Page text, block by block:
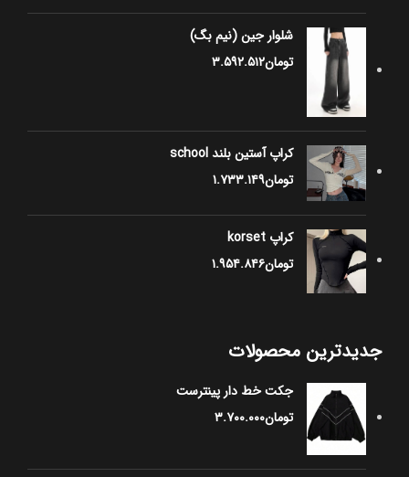
شلوار جین (نیم بگ)
تومان۳.۵۹۲.۵۱۲
کراپ آستین بلند school
تومان۱.۷۳۳.۱۴۹
کراپ korset
تومان۱.۹۵۴.۸۴۶
جدیدترین محصولات
جکت خط دار پینترست
تومان۳.۷۰۰.۰۰۰